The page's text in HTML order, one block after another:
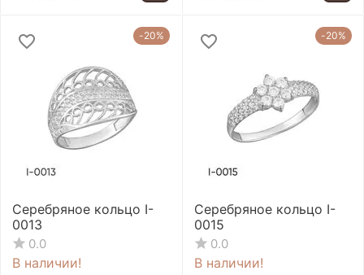
-20%
Cеребряное кольцо I-
0013
0.0
В наличии!
-20%
Серебряное кольцо I-
0015
0.0
В наличии!